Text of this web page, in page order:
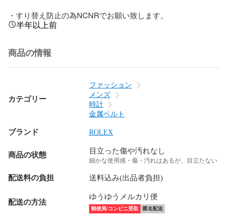
・すり替え防止の為NCNRでお願い致します。
半年以上前
商品の情報
カテゴリー
ファッション
メンズ
時計
金属ベルト
ブランド ROLEX
商品の状態 目立った傷や汚れなし
細かな使用感・傷・汚れはあるが、目立たない
配送料の負担 送料込み(出品者負担)
配送の方法
ゆうゆうメルカリ便
郵便局/コンビニ受取 匿名配送